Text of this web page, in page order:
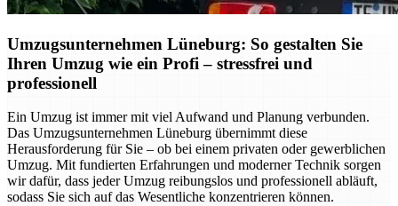
Umzugsunternehmen Lüneburg: So gestalten Sie
Ihren Umzug wie ein Profi – stressfrei und
professionell
Ein Umzug ist immer mit viel Aufwand und Planung verbunden.
Das Umzugsunternehmen Lüneburg übernimmt diese
Herausforderung für Sie – ob bei einem privaten oder gewerblichen
Umzug. Mit fundierten Erfahrungen und moderner Technik sorgen
wir dafür, dass jeder Umzug reibungslos und professionell abläuft,
sodass Sie sich auf das Wesentliche konzentrieren können.